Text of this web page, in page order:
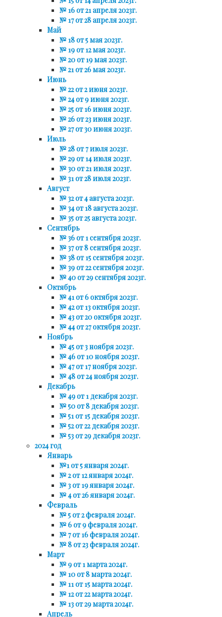
№ 16 от 21 апреля 2023г.
№ 17 от 28 апреля 2023г.
Май
№ 18 от 5 мая 2023г.
№ 19 от 12 мая 2023г.
№ 20 от 19 мая 2023г.
№ 21 от 26 мая 2023г.
Июнь
№ 22 от 2 июня 2023г.
№ 24 от 9 июня 2023г.
№ 25 от 16 июня 2023г.
№ 26 от 23 июня 2023г.
№ 27 от 30 июня 2023г.
Июль
№ 28 от 7 июля 2023г.
№ 29 от 14 июля 2023г.
№ 30 от 21 июля 2023г.
№ 31 от 28 июля 2023г.
Август
№ 32 от 4 августа 2023г.
№ 34 от 18 августа 2023г.
№ 35 от 25 августа 2023г.
Сентябрь
№ 36 от 1 сентября 2023г.
№ 37 от 8 сентября 2023г.
№ 38 от 15 сентября 2023г.
№ 39 от 22 сентября 2023г.
№ 40 от 29 сентября 2023г.
Октябрь
№ 41 от 6 октября 2023г.
№ 42 от 13 октября 2023г.
№ 43 от 20 октября 2023г.
№ 44 от 27 октября 2023г.
Ноябрь
№ 45 от 3 ноября 2023г.
№ 46 от 10 ноября 2023г.
№ 47 от 17 ноября 2023г.
№ 48 от 24 ноября 2023г.
Декабрь
№ 49 от 1 декабря 2023г.
№ 50 от 8 декабря 2023г.
№ 51 от 15 декабря 2023г.
№ 52 от 22 декабря 2023г.
№ 53 от 29 декабря 2023г.
2024 год
Январь
№1 от 5 января 2024г.
№ 2 от 12 января 2024г.
№ 3 от 19 января 2024г.
№ 4 от 26 января 2024г.
Февраль
№ 5 от 2 февраля 2024г.
№ 6 от 9 февраля 2024г.
№ 7 от 16 февраля 2024г.
№ 8 от 23 февраля 2024г.
Март
№ 9 от 1 марта 2024г.
№ 10 от 8 марта 2024г.
№ 11 от 15 марта 2024г.
№ 12 от 22 марта 2024г.
№ 13 от 29 марта 2024г.
Апрель